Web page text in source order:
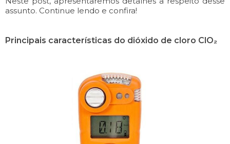
assunto. Continue lendo e confira!
Principais características do dióxido de cloro ClO₂